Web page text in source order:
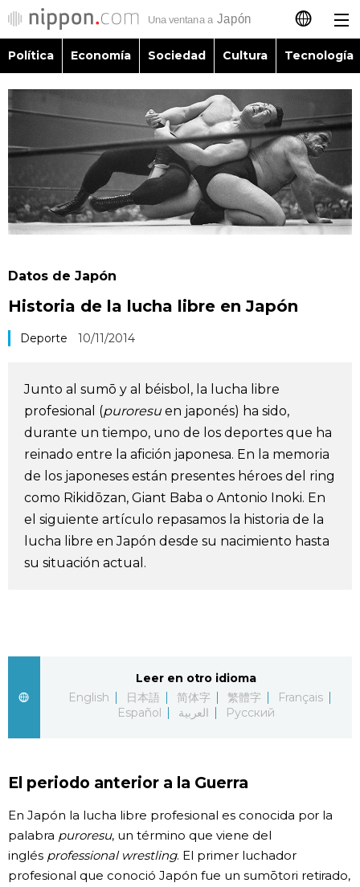
日本語
English
简体字
繁體字
Français
Русский
Política
Economía
Tecnología
Vida
Guía de Japón
Vídeos e imágenes
En profundidad
Más
Datos de Japón
Fragmentos de Japón
Blog
Tokio
Política Economía Sociedad Cultura Tecnología
Datos de Japón
Historia de la lucha libre en Japón
Deporte 10/11/2014
Junto al sumō y al béisbol, la lucha libre
profesional (puroresuen japonés) ha sido,
durante un tiempo, uno de los deportes que ha
reinado entre la afición japonesa. En la memoria
de los japoneses están presentes héroes del ring
como Rikidōzan, Giant Baba o Antonio Inoki. En
el siguiente artículo repasamos la historia de la
lucha libre en Japón desde su nacimiento hasta
su situación actual.
Leer en otro idioma
English
日本語 简体字 繁體字
Français
Español
العربية Русский
El periodo anterior a la Guerra
En Japón la lucha libre profesional es conocida por la
palabra puroresu, un término que viene del
inglés professional wrestling. El primer luchador
profesional que conoció Japón fue un sumōtori retirado,